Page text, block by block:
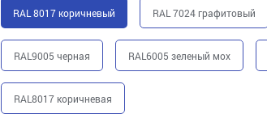
RAL 8017 коричневый RAL 7024 графитовый
RAL9005 черная RAL6005 зеленый мох
RAL8017 коричневая